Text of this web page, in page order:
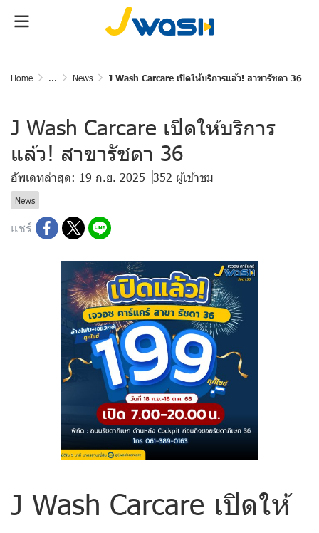
Home ... News J Wash Carcare เปิดให้บริการแล้ว! สาขารัชดา 36
J Wash Carcare เปิดให้บริการ
แล้ว! สาขารัชดา 36
อัพเดทล่าสุด: 19 ก.ย. 2025 352 ผู้เข้าชม
News
แชร์
J Wash Carcare เปิดให้